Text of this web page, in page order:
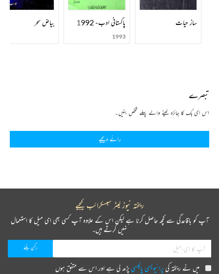
ساز حیات پاکستانی ادب- 1992
1993
بیاض سحر
تبصرے
اس ای بک کا جائزہ لینے والے پہلے شخص بنیں۔
رائے دیجیے
ریختہ نیوز لیٹر سبسکرائب کیجیے
آپ کو باقاعدگی سے کچھ حاصل کرنا ہے لیکن اس کے علاوہ آپ کسی بھی ای میل کا استعمال
نہیں کرتے ہیں۔
میں نے ریختہ کیپرائیویسی پالیسیپڑھ لی ہے اور اس سے متفق ہوں